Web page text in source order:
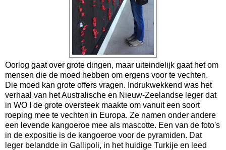
Oorlog gaat over grote dingen, maar uiteindelijk gaat het om
mensen die de moed hebben om ergens voor te vechten.
Die moed kan grote offers vragen. Indrukwekkend was het
verhaal van het Australische en Nieuw-Zeelandse leger dat
in WO I de grote oversteek maakte om vanuit een soort
roeping mee te vechten in Europa. Ze namen onder andere
een levende kangoeroe mee als mascotte. Een van de foto's
in de expositie is de kangoeroe voor de pyramiden. Dat
leger belandde in Gallipoli, in het huidige Turkije en leed